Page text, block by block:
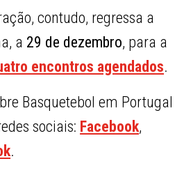
contudo, regressa a
a 29 de dezembro, para a
encontros agendados.
Basquetebol em Portugal
sociais: Facebook,
.